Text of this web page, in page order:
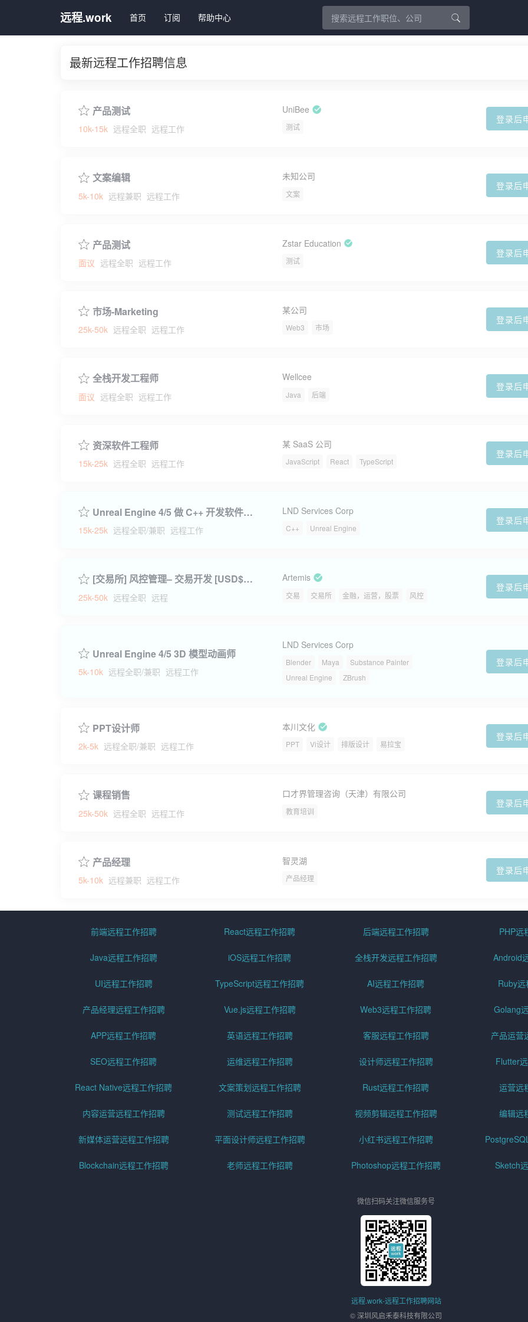
远程.work 首页 订阅 帮助中心
最新远程工作招聘信息
产品测试
10k-15k 远程全职 远程工作
UniBee
测试
登录后
文案编辑
5k-10k 远程兼职 远程工作
未知公司
文案
登录后
产品测试
面议 远程全职 远程工作
Zstar Education
测试
登录后
市场-Marketing
25k-50k 远程全职 远程工作
某公司
Web3 市场
登录后
全栈开发工程师
面议 远程全职 远程工作
Wellcee
Java 后端
登录后
资深软件工程师
15k-25k 远程全职 远程工作
某 SaaS 公司
JavaScript React TypeScript
登录后
Unreal Engine 4/5 做 C++ 开发软件工程师
15k-25k 远程全职/兼职 远程工作
LND Services Corp
C++ Unreal Engine
登录后
[交易所] 风控管理– 交易开发 [USD$3,500 - 6,000]
25k-50k 远程全职 远程
Artemis
交易 交易所 金融，运营，股票 风控
登录后
Unreal Engine 4/5 3D 模型动画师
5k-10k 远程全职/兼职 远程工作
LND Services Corp
Blender Maya
Substance Painter
Unreal Engine
ZBrush
登录后
PPT设计师
2k-5k 远程全职/兼职 远程工作
本川文化
PPT Vi设计 排版设计 易拉宝
登录后
课程销售
25k-50k 远程全职 远程工作
口才界管理咨询（天津）有限公司
教育培训
登录后
产品经理
5k-10k 远程兼职 远程工作
智灵湖
产品经理
登录后
前端远程工作招聘 React远程工作招聘 后端远程工作招聘 PHP远
Java远程工作招聘 iOS远程工作招聘 全栈开发远程工作招聘 Android
UI远程工作招聘 TypeScript远程工作招聘 AI远程工作招聘 Ruby
产品经理远程工作招聘 Vue.js远程工作招聘 Web3远程工作招聘 Golang
APP远程工作招聘 英语远程工作招聘 客服远程工作招聘 产品运营
SEO远程工作招聘 运维远程工作招聘 设计师远程工作招聘 Flutter
React Native远程工作招聘 文案策划远程工作招聘 Rust远程工作招聘 运营远
内容运营远程工作招聘 测试远程工作招聘 视频剪辑远程工作招聘 编辑远
新媒体运营远程工作招聘 平面设计师远程工作招聘 小红书远程工作招聘
Blockchain远程工作招聘 老师远程工作招聘 Photoshop远程工作招聘 Sketch
微信扫码关注微信服务号
远程.work-远程工作招聘网站
© 深圳风启禾泰科技有限公司